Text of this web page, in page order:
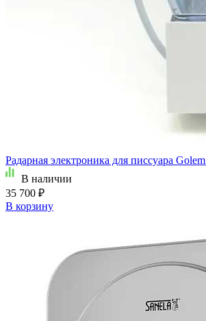
Радарная электроника для писсуара
В наличии
35 700 ₽
В корзину